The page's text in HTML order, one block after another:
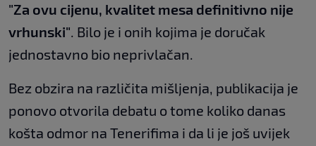
"Za ovu cijenu, kvalitet mesa definitivno nije
vrhunski". Bilo je i onih kojima je doručak
jednostavno bio neprivlačan.
Bez obzira na različita mišljenja, publikacija je
ponovo otvorila debatu o tome koliko danas
košta odmor na Tenerifima i da li je još uvijek